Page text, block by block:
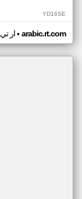
YD16SE
ار• arabic.rt.com